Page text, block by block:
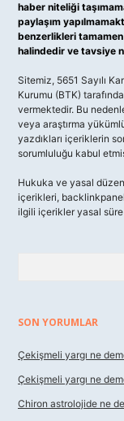
haber niteliği
paylaşım
benzerlikleri
halindedir ve tavsiye
Sitemiz, 5651 Sayılı
Kurumu (BTK)
vermektedir. Bu
veya araştırma
yazdıkları içeriklerin
sorumluluğu kabul
Hukuka ve yasal
içerikleri,
ilgili içerikler yasal süre
SON YORUMLAR
Çekişmeli yargı ne
Çekişmeli yargı ne
Chiron astrolojide ne